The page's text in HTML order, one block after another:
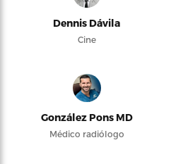
Dennis Dávila
Cine
González Pons MD
Médico radiólogo